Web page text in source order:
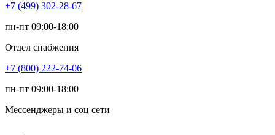
+7 (499) 302-28-67
пн-пт 09:00-18:00
Отдел снабжения
+7 (800) 222-74-06
пн-пт 09:00-18:00
Мессенджеры и соц сети